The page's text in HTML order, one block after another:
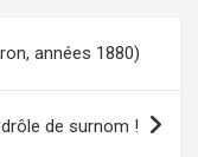
années 1880)
de surnom !